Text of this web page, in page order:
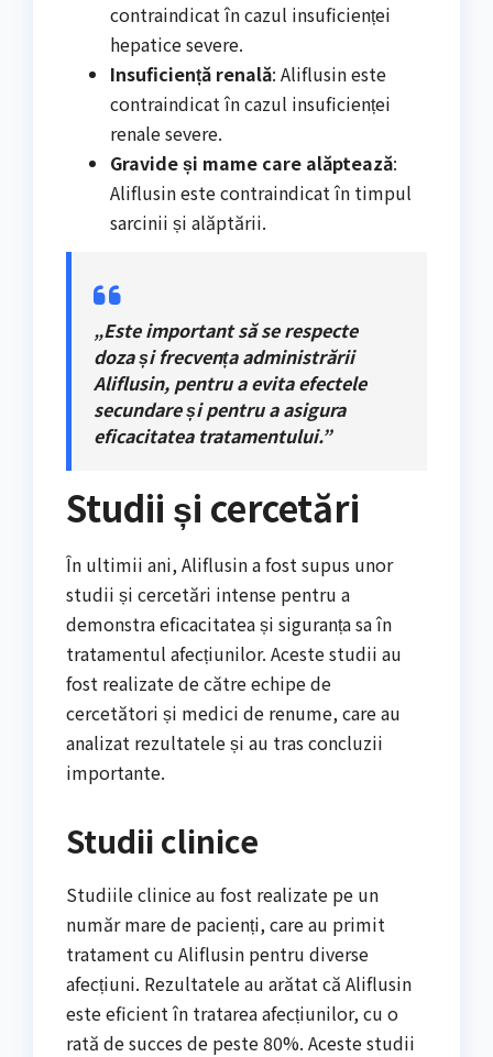
contraindicat în cazul insuficienței
hepatice severe.
Insuficiență renală: Aliflusin este
contraindicat în cazul insuficienței
renale severe.
Gravide și mame care alăptează:
Aliflusin este contraindicat în timpul
sarcinii și alăptării.
„Este important să se respecte
doza și frecvența administrării
Aliflusin, pentru a evita efectele
secundare și pentru a asigura
eficacitatea tratamentului.”
Studii și cercetări
În ultimii ani, Aliflusin a fost supus unor
studii și cercetări intense pentru a
demonstra eficacitatea și siguranța sa în
tratamentul afecțiunilor. Aceste studii au
fost realizate de către echipe de
cercetători și medici de renume, care au
analizat rezultatele și au tras concluzii
importante.
Studii clinice
Studiile clinice au fost realizate pe un
număr mare de pacienți, care au primit
tratament cu Aliflusin pentru diverse
afecțiuni. Rezultatele au arătat că Aliflusin
este eficient în tratarea afecțiunilor, cu o
rată de succes de peste 80%. Aceste studii